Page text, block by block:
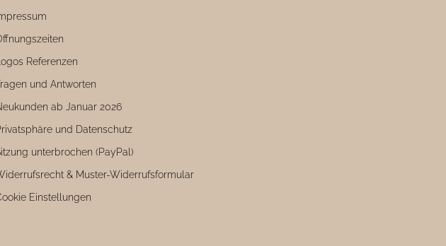
Logos Referenzen
und Antworten
ab Januar 2026
und Datenschutz
unterbrochen (PayPal)
& Muster-Widerrufsformular
Einstellungen